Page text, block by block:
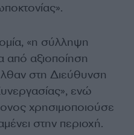
«η σύλληψη
από αξιοποίηση
στη Διεύθυνση
ενώ
χρησιμοποιούσε
στην περιοχή.